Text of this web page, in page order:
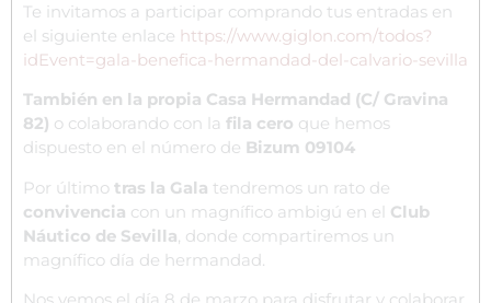
Te invitamos a participar comprando tus entradas en
el siguiente enlace https://www.giglon.com/todos?
idEvent=gala-benefica-hermandad-del-calvario-sevilla
También en la propia Casa Hermandad (C/ Gravina
82) o colaborando con la fila cero que hemos
dispuesto en el número de Bizum 09104
Por último tras la Gala tendremos un rato de
convivencia con un magnífico ambigú en el Club
Náutico de Sevilla , donde compartiremos un
magnífico día de hermandad.